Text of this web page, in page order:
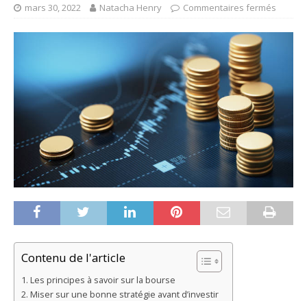
mars 30, 2022 Natacha Henry Commentaires fermés
Contenu de l'article
Les principes à savoir sur la bourse
Miser sur une bonne stratégie avant d’investir